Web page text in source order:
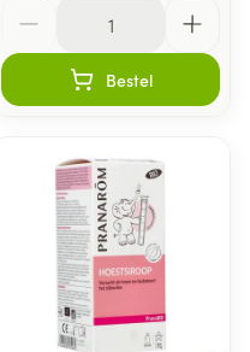
Bestel